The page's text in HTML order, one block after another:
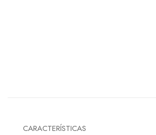
CARACTERÍSTICAS